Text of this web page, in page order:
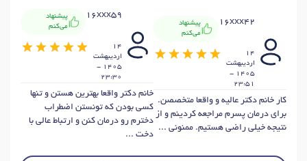
16xxx42
پیشنهاد
می‌کنم
14
ارديبهشت
1405 -
23:51
کار خانم دکتر عالیه و واقعا متخصصن.
برای درمان پسرم مراجعه کردینم و از
نتیجه خیلی راضی هستیم. ممنونی ...
16xxx59
پیشنهاد
می‌کنم
14
ارديبهشت
1405 -
23:30
خانم دکتر واقعا بهترین هستن و تنها
کسی بودن که تونستن اضطراب
دخترم رو درمان کنن و ارتباط عالی با
دخت ...